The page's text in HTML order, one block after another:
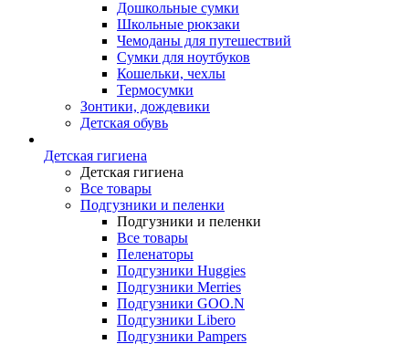
Дошкольные сумки
Школьные рюкзаки
Чемоданы для путешествий
Сумки для ноутбуков
Кошельки, чехлы
Термосумки
Зонтики, дождевики
Детская обувь
Детская гигиена
Детская гигиена
Все товары
Подгузники и пеленки
Подгузники и пеленки
Все товары
Пеленаторы
Подгузники Huggies
Подгузники Merries
Подгузники GOO.N
Подгузники Libero
Подгузники Pampers